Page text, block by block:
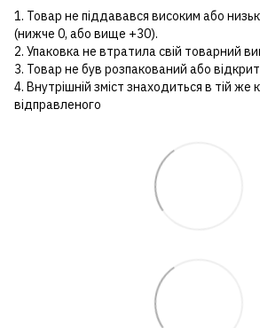
1. Товар не піддавався високим або
(нижче 0, або вище +30).
2. Упаковка не втратила свій товарний
3. Товар не був розпакований або
4. Внутрішній зміст знаходиться в тій же
відправленого